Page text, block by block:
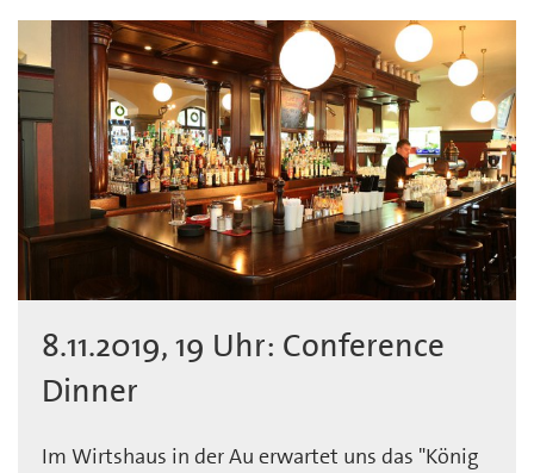
8.11.2019, 19 Uhr: Conference
Dinner
Im Wirtshaus in der Au erwartet uns das "König